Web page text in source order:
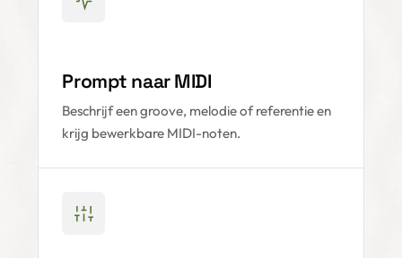
Prompt naar MIDI
Beschrijf een groove, melodie of referentie en
krijg bewerkbare MIDI-noten.